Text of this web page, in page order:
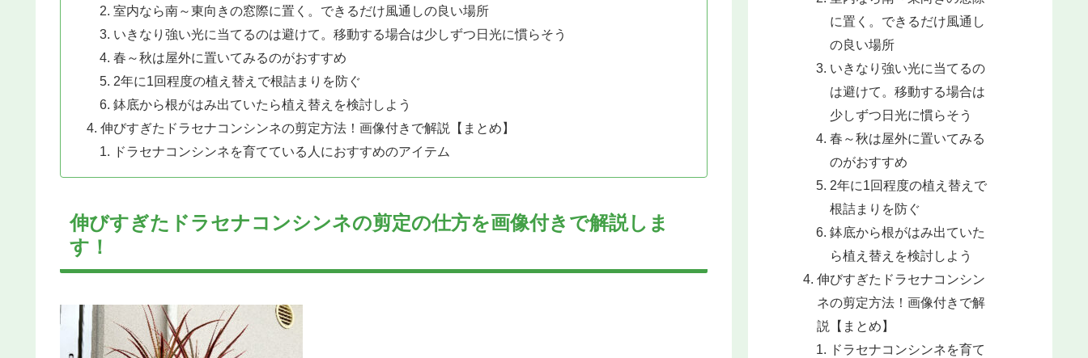
室内なら南～東向きの窓際に置く。できるだけ風通しの良い場所
いきなり強い光に当てるのは避けて。移動する場合は少しずつ日光に慣らそう
春～秋は屋外に置いてみるのがおすすめ
2年に1回程度の植え替えで根詰まりを防ぐ
鉢底から根がはみ出ていたら植え替えを検討しよう
伸びすぎたドラセナコンシンネの剪定方法！画像付きで解説【まとめ】
ドラセナコンシンネを育てている人におすすめのアイテム
伸びすぎたドラセナコンシンネの剪定の仕方を画像付きで解説しま
す！
に置く。できるだけ風通し
の良い場所
いきなり強い光に当てるの
は避けて。移動する場合は
少しずつ日光に慣らそう
春～秋は屋外に置いてみる
のがおすすめ
2年に1回程度の植え替えで
根詰まりを防ぐ
鉢底から根がはみ出ていた
ら植え替えを検討しよう
伸びすぎたドラセナコンシン
ネの剪定方法！画像付きで解
説【まとめ】
ドラセナコンシンネを育て